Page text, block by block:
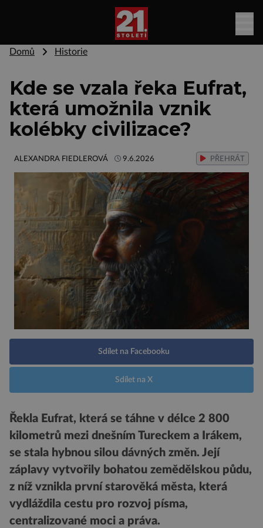
Domů Historie
Kde se vzala řeka Eufrat,
která umožnila vznik
kolébky civilizace?
ALEXANDRA FIEDLEROVÁ 9.6.2026 PŘEHRÁT
Sdílet na Facebooku
Sdílet na X
Řekla Eufrat, která se táhne v délce 2 800
kilometrů mezi dnešním Tureckem a Irákem,
se stala hybnou silou dávných změn. Její
záplavy vytvořily bohatou zemědělskou půdu,
z níž vznikla první starověká města, která
vydláždila cestu pro rozvoj písma,
centralizované moci a práva.